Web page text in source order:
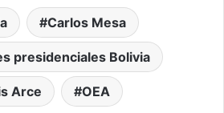
Carlos Mesa
presidenciales Bolivia
Arce OEA